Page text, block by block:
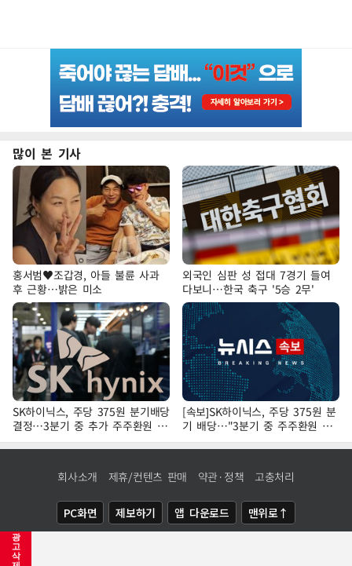
광
고
삭
많이 본 기사
홍서범♥조갑경, 아들 불륜 사과
후 근황…밝은 미소
외국인 심판 성 접대 7경기 들여
다보니…한국 축구 '5승 2무'
SK하이닉스, 주당 375원 분기배당
결정…3분기 중 추가 주주환원 발
표
[속보]SK하이닉스, 주당 375원 분
기 배당…"3분기 중 주주환원 방
안 확정"
회사소개 제휴/컨텐츠 판매 약관·정책 고충처리
PC화면 제보하기 앱 다운로드 맨위로↑